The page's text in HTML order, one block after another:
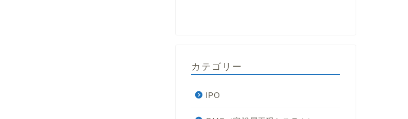
カテゴリー
IPO